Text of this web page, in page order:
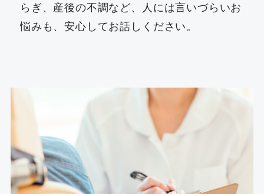
らぎ、産後の不調など、人には言いづらいお
悩みも、安心してお話しください。